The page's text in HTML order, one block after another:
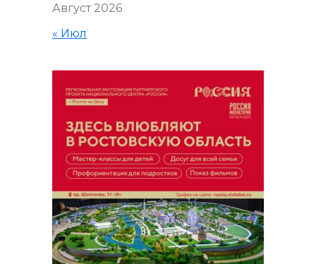
Август 2026
« Июл